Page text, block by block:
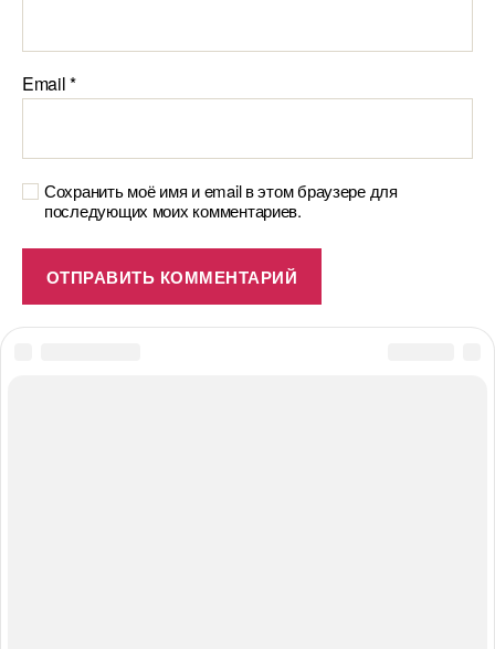
Email*
Сохранить моё имя и email в этом браузере для
последующих моих комментариев.